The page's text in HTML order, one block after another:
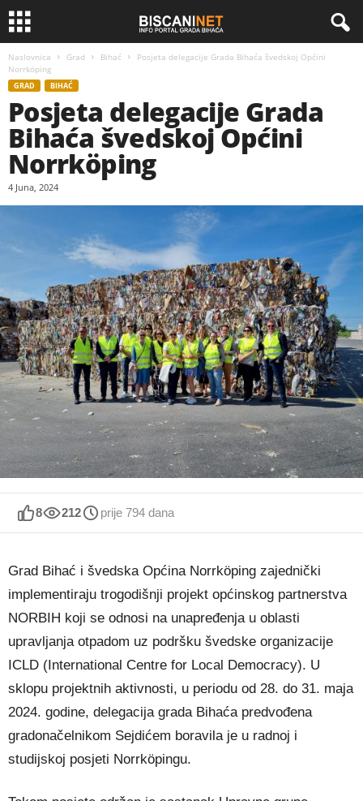
Naslovnica Grad Bihać
Posjeta delegacije Grada Bihaća švedskoj Općini
Norrköping
GRAD BIHAĆ
Posjeta delegacije Grada
Bihaća švedskoj Općini
Norrköping
4 Juna, 2024
8 212 prije 794 dana
Grad Bihać i švedska Općina Norrköping zajednički
implementiraju trogodišnji projekt općinskog partnerstva
NORBIH koji se odnosi na unapređenja u oblasti
upravljanja otpadom uz podršku švedske organizacije
ICLD (International Centre for Local Democracy). U
sklopu projektnih aktivnosti, u periodu od 28. do 31. maja
2024. godine, delegacija grada Bihaća predvođena
gradonačelnikom Sejdićem boravila je u radnoj i
studijskoj posjeti Norrköpingu.